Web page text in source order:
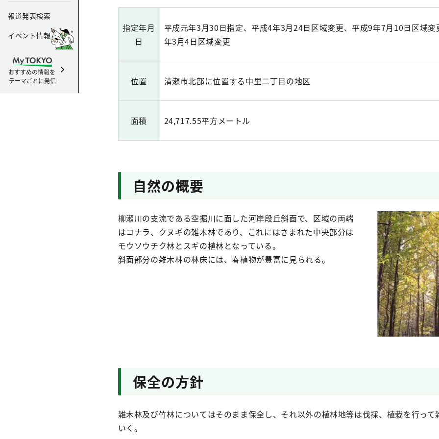
報道発表検索
イベント情報
おすすめの情報を
テーマごとに発信
指定年月
日
平成元年3月30日指定、平成4年3月24日区域変更、平成9年7月10日区域変
年3月4日区域変更
位置 清瀬市北部に位置する中里二丁目の地区
面積 24,717.55平方メートル
自然の概要
柳瀬川の支流である空掘川に面した河岸段丘斜面で、区域の両端
はコナラ、クヌギの雑木林であり、これにはさまれた中央部分は
モウソウチク林とスギの植林となっている。
斜面部分の雑木林の林床には、春植物が豊富に見られる。
保全の方針
雑木林及び竹林についてはそのまま保全し、それ以外の植林地等は伐採、植栽を行って
いく。